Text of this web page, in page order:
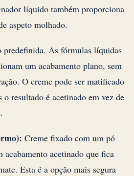
líquido também proporciona
aspeto molhado.
predefinida. As fórmulas líquidas
um acabamento plano, sem
O creme pode ser matificado
resultado é acetinado em vez de
Creme fixado com um pó
acabamento acetinado que fica
Esta é a opção mais segura